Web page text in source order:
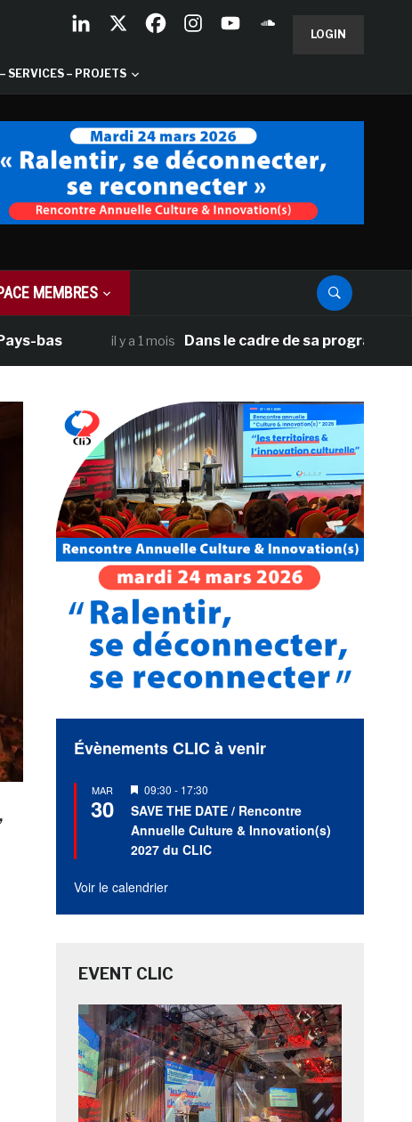
LOGIN
SERVICES – PROJETS
MEMBRES
il y a 1 mois Dans le cadre de sa programmation
Évènements CLIC à venir
MAR
30
Mis
en
avant
09:30 - 17:30
SAVE THE DATE / Rencontre
Annuelle Culture & Innovation(s)
2027 du CLIC
Voir le calendrier
EVENT CLIC